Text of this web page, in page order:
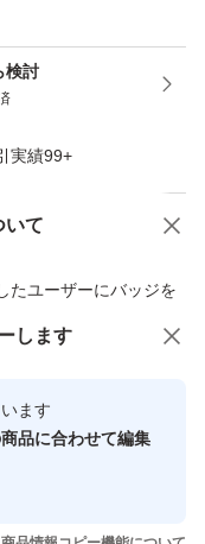
検討
実績99+
いて
たユーザーにバッジを
ユーザーです
させた実績があります
商品への質問
します
ます
品に合わせて編集